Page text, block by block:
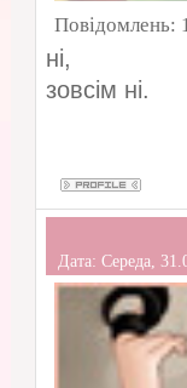
Повідомлень:
ні,
зовсім ні.
Дата: Середа,